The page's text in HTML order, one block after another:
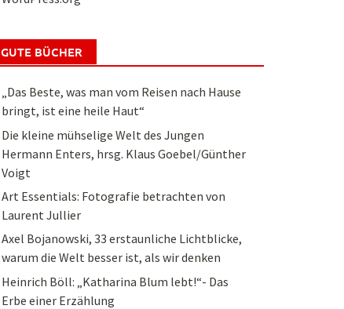
GUTE BÜCHER
„Das Beste, was man vom Reisen nach Hause
bringt, ist eine heile Haut“
Die kleine mühselige Welt des Jungen
Hermann Enters, hrsg. Klaus Goebel/Günther
Voigt
Art Essentials: Fotografie betrachten von
Laurent Jullier
Axel Bojanowski, 33 erstaunliche Lichtblicke,
warum die Welt besser ist, als wir denken
Heinrich Böll: „Katharina Blum lebt!“- Das
Erbe einer Erzählung